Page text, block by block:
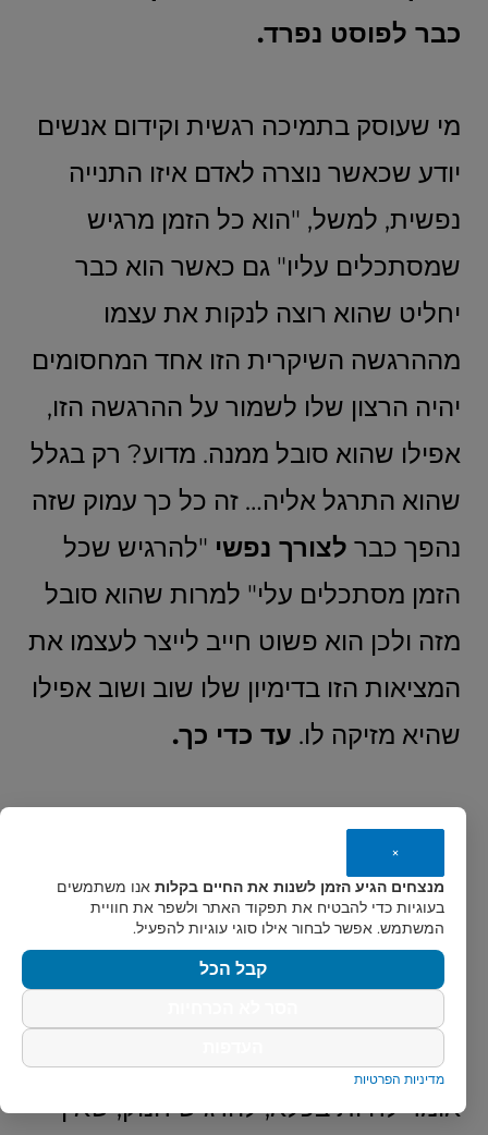
כבר לפוסט נפרד.
מי שעוסק בתמיכה רגשית וקידום אנשים
יודע שכאשר נוצרה לאדם איזו התנייה
נפשית, למשל, "הוא כל הזמן מרגיש
שמסתכלים עליו" גם כאשר הוא כבר
יחליט שהוא רוצה לנקות את עצמו
מההרגשה השיקרית הזו אחד המחסומים
יהיה הרצון שלו לשמור על ההרגשה הזו,
אפילו שהוא סובל ממנה. מדוע? רק בגלל
שהוא התרגל אליה… זה כל כך עמוק שזה
נהפך כבר לצורך נפשי "להרגיש שכל
הזמן מסתכלים עלי" למרות שהוא סובל
מזה ולכן הוא פשוט חייב לייצר לעצמו את
המציאות הזו בדימיון שלו שוב ושוב אפילו
שהיא מזיקה לו. עד כדי כך.
לכן קל וחומר הוא הדבר כאשר אנו ניצור
הרגל חיובי,
התמכרות חיובית שתוטמע
ולא נרצה לשבור אותה לעולם.
בשורה התחתונה:
שלהיות ממושמע או לחיות בגבולות זה
אומר לחיות בכלא, להרגיש חנוק, שאין
×
מנצחים הגיע הזמן לשנות את החיים בקלות אנו משתמשים
בעוגיות כדי להבטיח את תפקוד האתר ולשפר את חוויית
המשתמש. אפשר לבחור אילו סוגי עוגיות להפעיל.
קבל הכל
מדיניות הפרטיות